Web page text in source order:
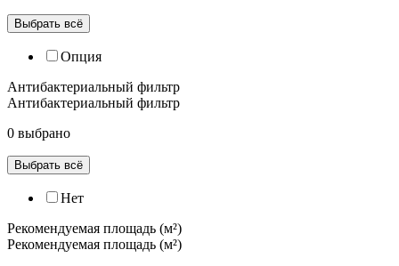
Выбрать всё
Опция
Антибактериальный фильтр
Антибактериальный фильтр
0 выбрано
Выбрать всё
Нет
Рекомендуемая площадь (м²)
Рекомендуемая площадь (м²)